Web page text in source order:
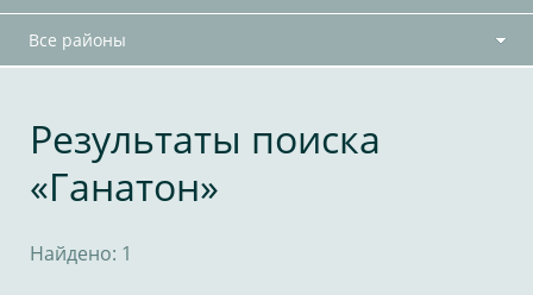
Все районы
Результаты поиска
«Ганатон»
Найдено: 1